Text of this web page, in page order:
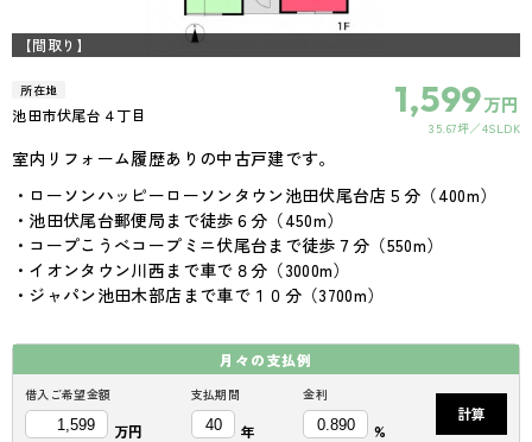
【間取り】
所在地
池田市伏尾台４丁目 1,599万円
35.67坪 4SLDK
室内リフォーム履歴ありの中古戸建です。
・ローソンハッピーローソンタウン池田伏尾台店５分（400m）
・池田伏尾台郵便局まで徒歩６分（450m）
・コープこうべコープミニ伏尾台まで徒歩７分（550m）
・イオンタウン川西まで車で８分（3000m）
・ジャパン池田木部店まで車で１０分（3700m）
月々の支払例
借入ご希望金額
万円
支払期間
年
金利
%
計算